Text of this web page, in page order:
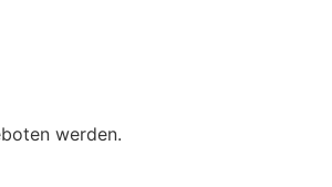
werden.